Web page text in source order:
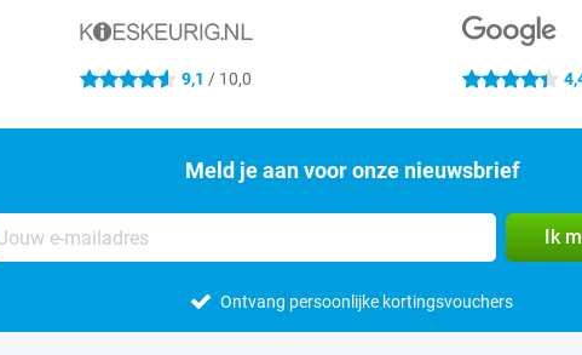
4.6 sterren 9,1 / 10,0 4.4 sterren
Meld je aan voor onze nieuwsbrief
Ik
Ontvang persoonlijke kortingsvouchers